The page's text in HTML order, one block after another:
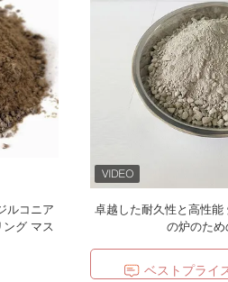
ルコニア
グ マス
卓越した耐久性と高性能
の炉のため
ベストプライ